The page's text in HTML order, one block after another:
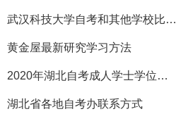
武汉科技大学自考和其他学校比有什么优势
黄金屋最新研究学习方法
2020年湖北自考成人学士学位外语报名入口已开通
湖北省各地自考办联系方式